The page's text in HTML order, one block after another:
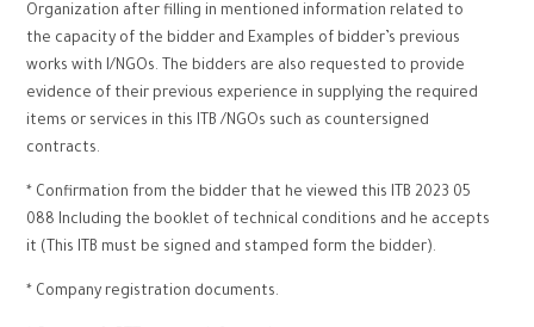
Organization after filling in mentioned information related to
the capacity of the bidder and Examples of bidder’s previous
works with I/NGOs. The bidders are also requested to provide
evidence of their previous experience in supplying the required
items or services in this ITB /NGOs such as countersigned
contracts.
* Confirmation from the bidder that he viewed this ITB 2023 05
088 Including the booklet of technical conditions and he accepts
it (This ITB must be signed and stamped form the bidder).
* Company registration documents.